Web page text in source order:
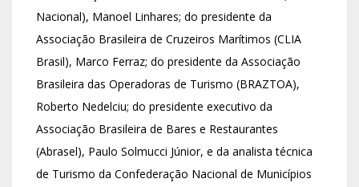
Nacional), Manoel Linhares; do presidente da
Associação Brasileira de Cruzeiros Marítimos (CLIA
Brasil), Marco Ferraz; do presidente da Associação
Brasileira das Operadoras de Turismo (BRAZTOA),
Roberto Nedelciu; do presidente executivo da
Associação Brasileira de Bares e Restaurantes
(Abrasel), Paulo Solmucci Júnior, e da analista técnica
de Turismo da Confederação Nacional de Municípios